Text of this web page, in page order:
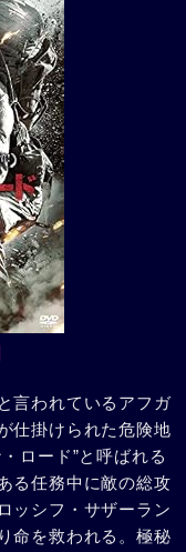
言われているアフガ
仕掛けられた危険地
ロード”と呼ばれる
る任務中に敵の総攻
ッシフ・サザーラン
命を救われる。極秘